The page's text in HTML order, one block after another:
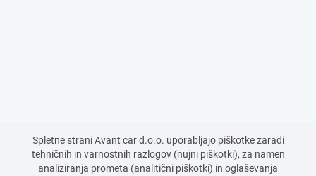
Spletne strani Avant car d.o.o. uporabljajo piškotke zaradi
tehničnih in varnostnih razlogov (nujni piškotki), za namen
analiziranja prometa (analitični piškotki) in oglaševanja